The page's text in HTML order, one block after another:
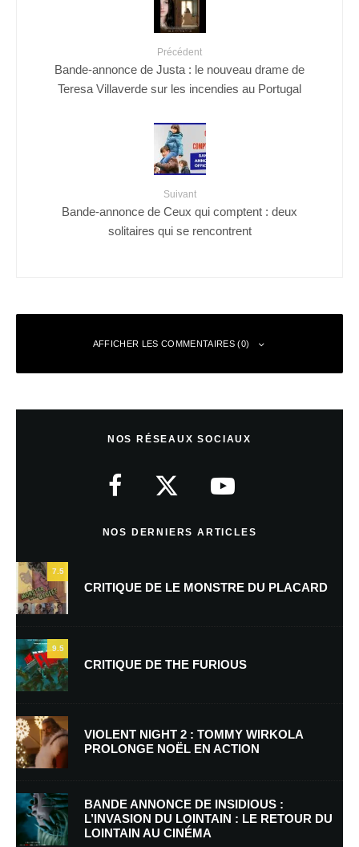
Précédent
Bande-annonce de Justa : le nouveau drame de
Teresa Villaverde sur les incendies au Portugal
Suivant
Bande-annonce de Ceux qui comptent : deux
solitaires qui se rencontrent
AFFICHER LES COMMENTAIRES (0)
Nom*
E-mail *
Enregistrer mon nom, mon e-mail et mon site dans le navigateur pour
NOS RÉSEAUX SOCIAUX
NOS DERNIERS ARTICLES
7.5
CRITIQUE DE LE MONSTRE DU PLACARD
9.5
CRITIQUE DE THE FURIOUS
VIOLENT NIGHT 2 : TOMMY WIRKOLA
PROLONGE NOËL EN ACTION
BANDE ANNONCE DE INSIDIOUS :
L’INVASION DU LOINTAIN : LE RETOUR DU
LOINTAIN AU CINÉMA